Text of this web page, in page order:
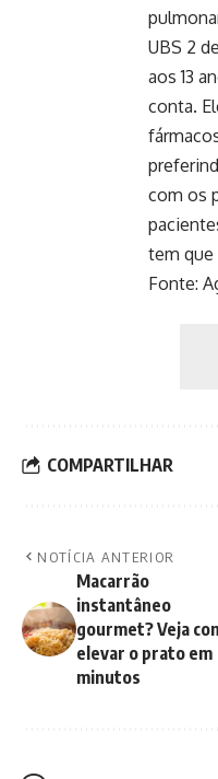
UBS 2
aos 13
conta.
com os
tem que
Fonte:
COMPARTILHAR
NOTÍCIA ANTERIOR
Macarrão
instantâneo
gourmet? Veja
elevar o prato em
minutos